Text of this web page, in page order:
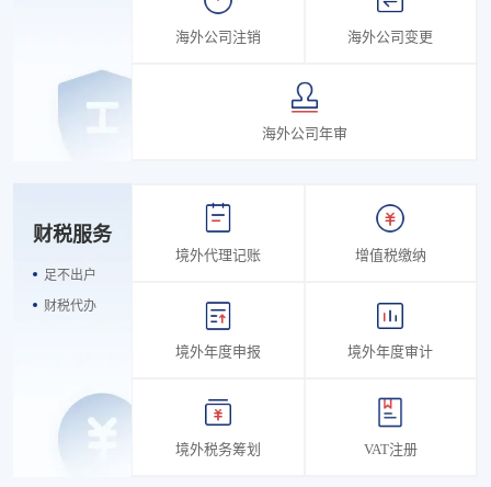
海外公司注销 海外公司变更
海外公司年审
财税服务
足不出户
财税代办
境外代理记账 增值税缴纳
境外年度申报 境外年度审计
境外税务筹划 VAT注册